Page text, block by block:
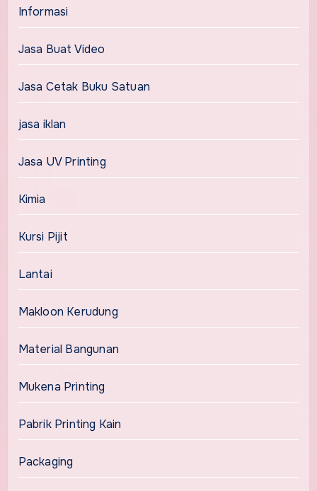
Informasi
Jasa Buat Video
Jasa Cetak Buku Satuan
jasa iklan
Jasa UV Printing
Kimia
Kursi Pijit
Lantai
Makloon Kerudung
Material Bangunan
Mukena Printing
Pabrik Printing Kain
Packaging